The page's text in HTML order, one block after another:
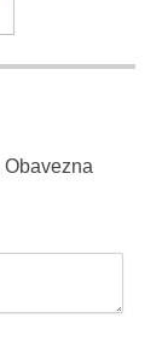
Obavezna